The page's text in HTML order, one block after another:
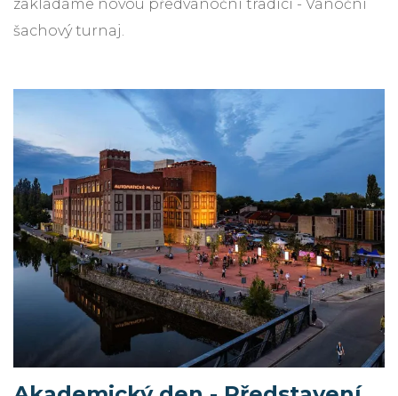
zakládáme novou předvánoční tradici - Vánoční
šachový turnaj.